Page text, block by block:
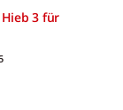
3 für